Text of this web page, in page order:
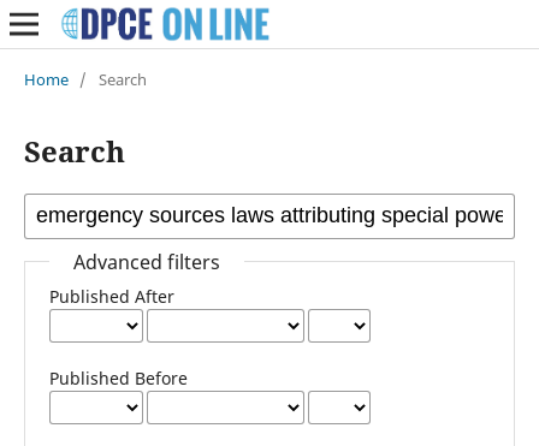
Home / Search
Search
Advanced filters
Published After
Published Before